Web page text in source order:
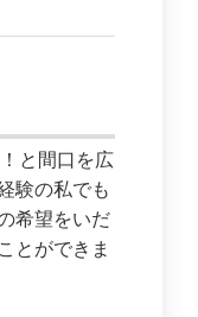
と間口を広
験の私でも
希望をいだ
とができま